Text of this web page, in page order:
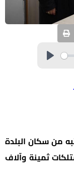
من سكان البلدة
ثمينة وآلاف